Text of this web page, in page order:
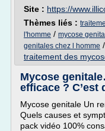
Site : https://
Thèmes liés :
l'homme / mycose
genitales chez l homme /
traitement des
Mycose
efficace ? C’est
Mycose genitale Un
Quels causes et
pack vidéo 100%